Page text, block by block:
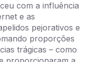
com a influência
e as
pejorativos e
proporções
trágicas – como